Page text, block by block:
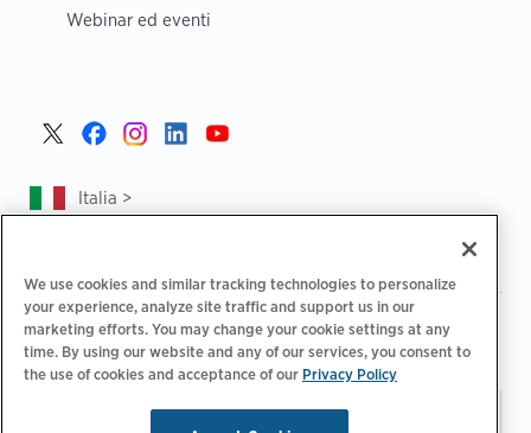
Webinar ed eventi
Italia >
Informativa sulla privacy | Le tue scelte sulla privacy
Note legali | Dichiarazione sull'accessibilità |
Codice di
condotta dei fornitori
| Informazioni EPR
We use cookies and similar tracking technologies to personalize
your experience, analyze site traffic and support us in our
marketing efforts. You may change your cookie settings at any
time. By using our website and any of our services, you consent to
the use of cookies and acceptance of our Privacy Policy